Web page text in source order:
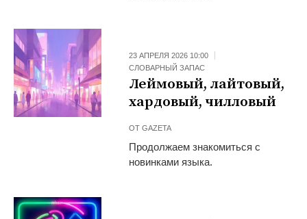
23 АПРЕЛЯ 2026 10:00
СЛОВАРНЫЙ ЗАПАС
Леймовый, лайтовый,
хардовый, чилловый
ОТGAZETA
Продолжаем знакомиться с
новинками языка.